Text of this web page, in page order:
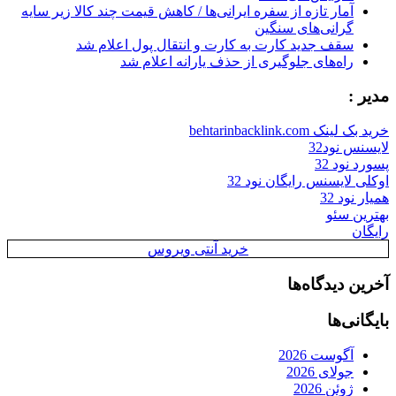
آمار تازه از سفره ایرانی‌ها / کاهش قیمت چند کالا زیر سایه
گرانی‌های سنگین
سقف جدید کارت به کارت و انتقال پول اعلام شد
راه‌های جلوگیری از حذف یارانه اعلام شد
مدیر :
خرید بک لینک behtarinbacklink.com
لایسنس نود32
پسورد نود 32
اوکلی لایسنس رایگان نود 32
همیار نود 32
بهترین سئو
رایگان
خرید آنتی ویروس
آخرین دیدگاه‌ها
بایگانی‌ها
آگوست 2026
جولای 2026
ژوئن 2026